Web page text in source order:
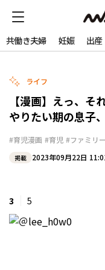
共働き夫婦 妊娠 出産
ライフ
【漫画】えっ、
やりたい期の息子
#育児漫画 #育児 #ファミリー
掲載 2023年09月22日
3 5